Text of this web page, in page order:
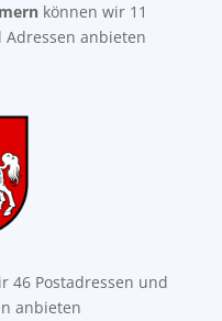
können wir 11
Adressen anbieten
46 Postadressen und
anbieten